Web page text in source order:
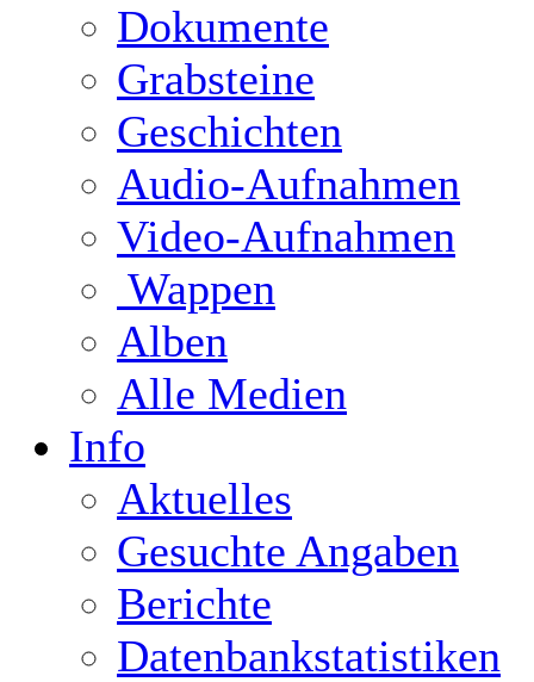
Dokumente
Grabsteine
Geschichten
Audio-Aufnahmen
Video-Aufnahmen
Wappen
Alben
Alle Medien
Info
Aktuelles
Gesuchte Angaben
Berichte
Datenbankstatistiken